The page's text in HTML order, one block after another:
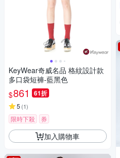
KeyWear奇威名品 格紋設計款
多口袋短褲-藍黑色
$861 61折
5 (1)
限時下殺 券
加入購物車